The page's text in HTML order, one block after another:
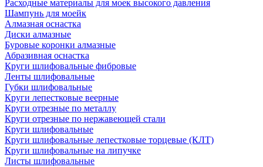
Расходные материалы для моек высокого давления
Шампунь для моейк
Алмазная оснастка
Диски алмазные
Буровые коронки алмазные
Абразивная оснастка
Круги шлифовальные фибровые
Ленты шлифовальные
Губки шлифовальные
Круги лепестковые веерные
Круги отрезные по металлу
Круги отрезные по нержавеющей стали
Круги шлифовальные
Круги шлифовальные лепестковые торцевые (КЛТ)
Круги шлифовальные на липучке
Листы шлифовальные